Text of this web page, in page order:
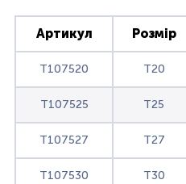
Артикул Розмір
T107520 T20
T107525 T25
T107527 T27
T107530 T30